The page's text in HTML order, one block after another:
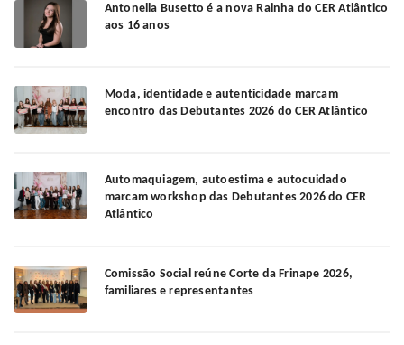
Antonella Busetto é a nova Rainha do CER Atlântico
aos 16 anos
Moda, identidade e autenticidade marcam
encontro das Debutantes 2026 do CER Atlântico
Automaquiagem, autoestima e autocuidado
marcam workshop das Debutantes 2026 do CER
Atlântico
Comissão Social reúne Corte da Frinape 2026,
familiares e representantes